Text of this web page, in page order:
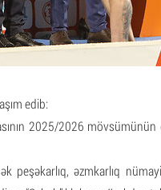
edib:
2025/2026
peşəkarlıq, əzmkarlıq